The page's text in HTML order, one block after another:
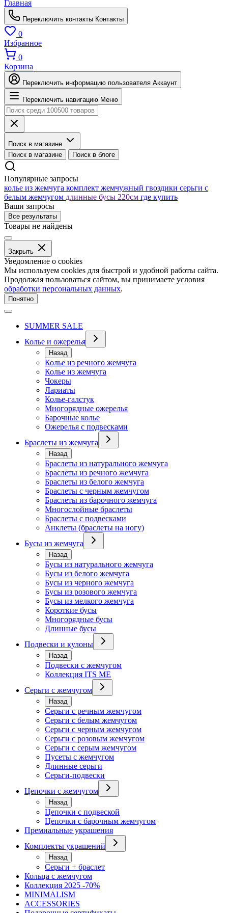
Главная
Переключить контакты Контакты
0
Избранное
0
Корзина
Переключить информацию пользователя Аккаунт
Переключить навигацию Меню
Поиск в магазине
Поиск в магазине
Поиск в блоге
Популярные запросы
колье из жемчуга комплект жемчужный гвоздики серьги с
белым жемчугом длинные бусы 220см где купить
Ваши запросы
Все результаты
Товары не найдены
Закрыть
Уведомление о cookies
Мы используем cookies для быстрой и удобной работы сайта.
Продолжая пользоваться сайтом, вы принимаете условия
обработки персональных данных.
Понятно
SUMMER SALE
Колье и ожерелья
Назад
Колье из речного жемчуга
Колье из жемчуга
Чокеры
Лариаты
Колье-галстук
Многорядные ожерелья
Барочные колье
Ожерелья с подвесками
Браслеты из жемчуга
Назад
Браслеты из натурального жемчуга
Браслеты из речного жемчуга
Браслеты из белого жемчуга
Браслеты с черным жемчугом
Браслеты из барочного жемчуга
Многослойные браслеты
Браслеты с подвесками
Анклеты (браслеты на ногу)
Бусы из жемчуга
Назад
Бусы из натурального жемчуга
Бусы из белого жемчуга
Бусы из черного жемчуга
Бусы из розового жемчуга
Бусы из мелкого жемчуга
Короткие бусы
Многорядные бусы
Длинные бусы
Подвески и кулоны
Назад
Подвески с жемчугом
Коллекция ITS ME
Серьги с жемчугом
Назад
Серьги с речным жемчугом
Серьги с белым жемчугом
Серьги с черным жемчугом
Серьги с розовым жемчугом
Серьги с серым жемчугом
Пусеты с жемчугом
Длинные серьги
Серьги-подвески
Цепочки с жемчугом
Назад
Цепочки с подвеской
Цепочки с барочным жемчугом
Премиальные украшения
Комплекты украшений
Назад
Серьги + браслет
Кольца с жемчугом
Коллекция 2025 -70%
MINIMALISM
ACCESSORIES